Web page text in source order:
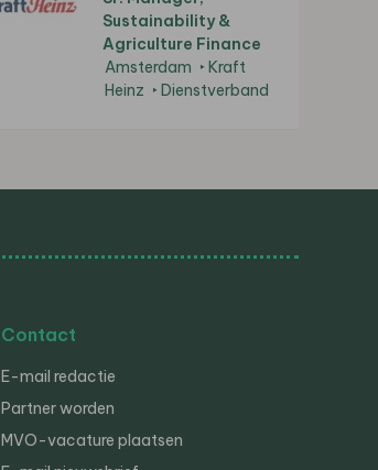
Sustainability &
Agriculture Finance
Amsterdam
Kraft
Heinz
Dienstverband
Contact
E-mail redactie
Partner worden
MVO-vacature plaatsen